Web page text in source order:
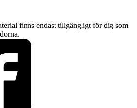
finns endast tillgängligt för dig som